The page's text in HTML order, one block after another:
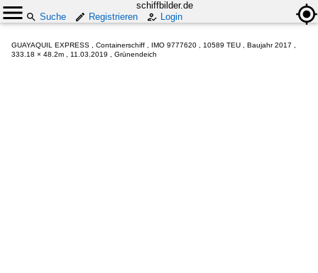
schiffbilder.de
Suche
Registrieren Login
GUAYAQUIL EXPRESS , Containerschiff , IMO 9777620 , 10589 TEU , Baujahr 2017 ,
333.18 × 48.2m , 11.03.2019 , Grünendeich